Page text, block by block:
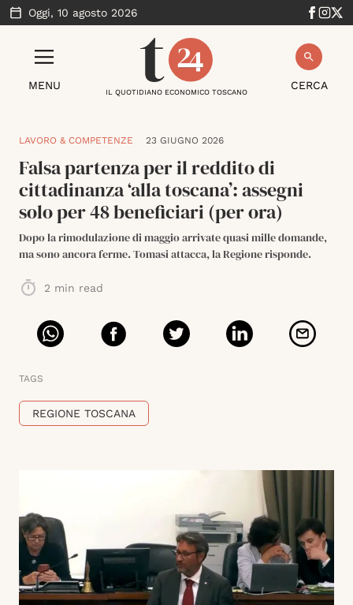
Oggi, 10 agosto 2026
MENU CERCA
IL QUOTIDIANO ECONOMICO TOSCANO
LAVORO & COMPETENZE 23 GIUGNO 2026
Falsa partenza per il reddito di
cittadinanza ‘alla toscana’: assegni
solo per 48 beneficiari (per ora)
Dopo la rimodulazione di maggio arrivate quasi mille domande,
ma sono ancora ferme. Tomasi attacca, la Regione risponde.
2 min read
TAGS
REGIONE TOSCANA